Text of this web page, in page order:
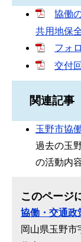
協働
共用地保
フォ
交付
関連記事
玉野市協
過去の玉
の活動内
このページ
協働・交通政
岡山県玉野